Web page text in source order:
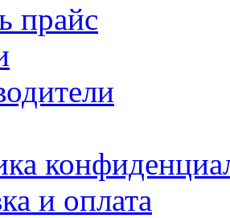
прайс
и оплата